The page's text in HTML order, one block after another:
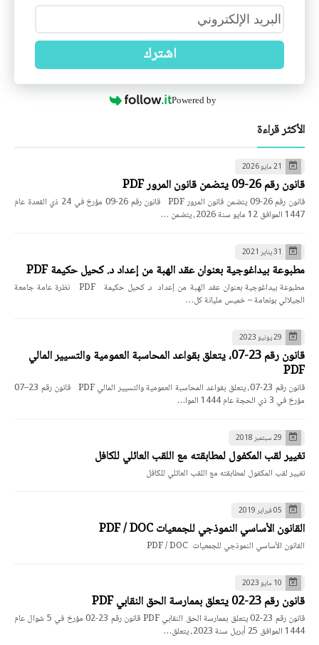
اشترك
Powered by
الأكثر قراءة
21 مايو 2026
قانون رقم 26-09 يتضمن قانون المرور PDF
قانون رقم 26-09 يتضمن قانون المرور PDF قانون رقم 26-09 مؤرخ في 24 ذي القعدة عام
1447 الموافق 12 مايو سنة 2026، يتضمن …
31 يناير 2021
مطبوعة بيداغوجية بعنوان عقد الهبة من إعداد د. كحيل حكيمة PDF
مطبوعة بيداغوجية بعنوان عقد الهبة من إعداد د. كحيل حكيمة PDF نظرة عامة جامعة
الجيلالي بونعامة – خميس مليانة كل…
29 يونيو 2023
قانون رقم 23-07، يتعلق بقواعد المحاسبة العمومية والتسيير المالي
PDF
قانون رقم 23-07، يتعلق بقواعد المحاسبة العمومية والتسيير المالي PDF قانون رقم 23–07
مؤرخ في 3 ذي الحجة عام 1444 الموا…
29 سبتمبر 2018
تغيير لقب المكفول لمطابقته مع اللقب العائلي للكافل
تغيير لقب المكفول لمطابقته مع اللقب العائلي للكافل
05 فبراير 2019
القانون الأساسي النموذجي للجمعيات PDF / DOC
القانون الأساسي النموذجي للجمعيات PDF / DOC
10 مايو 2023
قانون رقم 23-02 يتعلق بممارسة الحق النقابي PDF
قانون رقم 23-02 يتعلق بممارسة الحق النقابي PDF قانون رقم 23-02 مؤرخ في 5 شوال عام
1444 الموافق 25 أبريل سنة 2023، يتعلق…